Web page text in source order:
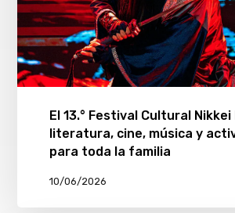
El 13.° Festival Cultural
literatura, cine, música y
para toda la familia
10/06/2026